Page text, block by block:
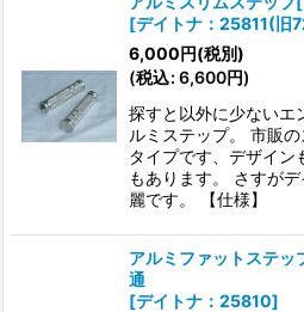
[デイトナ：25811(旧
6,000円(税別)
(税込: 6,600円)
探すと以外に少ないエ
ルミステップ。 市販
タイプです、デザイン
もあります。 さすが
麗です。 【仕様】
アルミファットステ
通
[デイトナ：25810]